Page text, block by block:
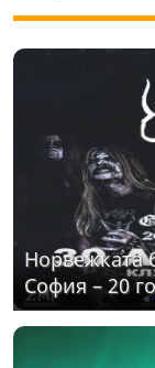
Норвежката
София – 20